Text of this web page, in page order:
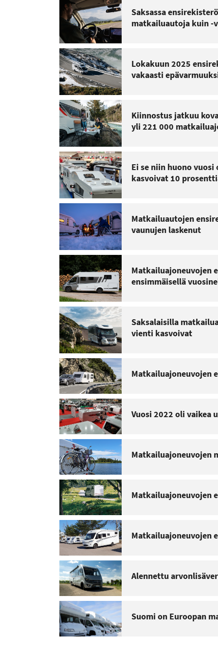
Saksassa
matkailuautoja kuin -
Lokakuun 2025
vakaasti
Kiinnostus jatkuu
yli 221 000
Ei se niin huono
kasvoivat 10
Matkailuautojen
vaunujen laskenut
Matkailuajoneuvojen
ensimmäisellä
Saksalaisilla
vienti kasvoivat
Matkailuajoneuvojen
Vuosi 2022 oli vaikea
Matkailuajoneuvojen
Matkailuajoneuvojen
Matkailuajoneuvojen
Alennettu
Suomi on Euroopan